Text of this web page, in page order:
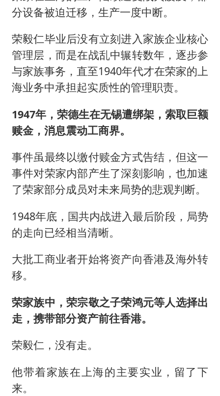
分设备被迫迁移，生产一度中断。
荣毅仁毕业后没有立刻进入家族企业核心
管理层，而是在战乱中辗转数年，逐步参
与家族事务，直至1940年代才在荣家的上
海业务中承担起实质性的管理职责。
1947年，荣德生在无锡遭绑架，索取巨额
赎金，消息震动工商界。
事件虽最终以缴付赎金方式告结，但这一
事件对荣家内部产生了深刻影响，也加速
了荣家部分成员对未来局势的悲观判断。
1948年底，国共内战进入最后阶段，局势
的走向已经相当清晰。
大批工商业者开始将资产向香港及海外转
移。
荣家族中，荣宗敬之子荣鸿元等人选择出
走，携带部分资产前往香港。
荣毅仁，没有走。
他带着家族在上海的主要实业，留了下
来。